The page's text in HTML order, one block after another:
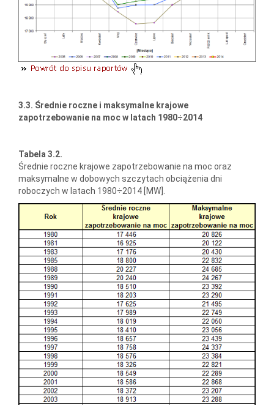
3.3. Średnie roczne i maksymalne krajowe
zapotrzebowanie na moc w latach 1980÷2014
Tabela 3.2.
Średnie roczne krajowe zapotrzebowanie na moc oraz
maksymalne w dobowych szczytach obciążenia dni
roboczych w latach 1980÷2014 [MW].